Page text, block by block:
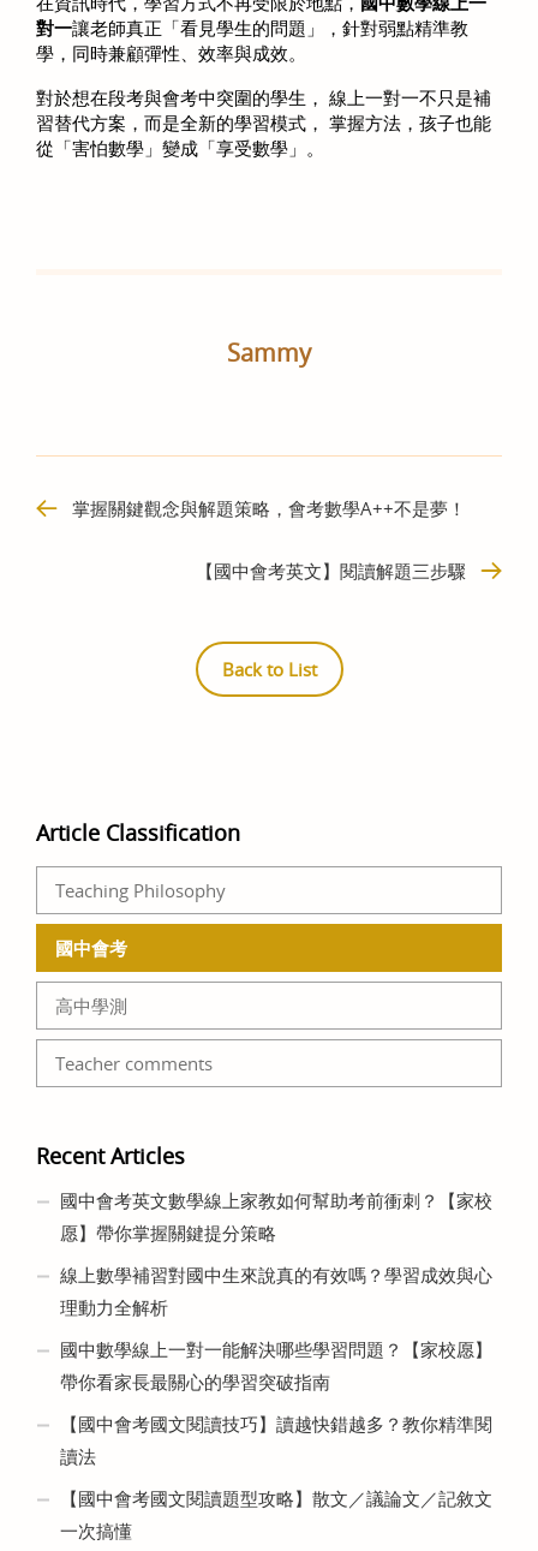
在資訊時代，學習方式不再受限於地點， 國中數學線上一
對一讓老師真正「看見學生的問題」，針對弱點精準教
學，同時兼顧彈性、效率與成效。
對於想在段考與會考中突圍的學生， 線上一對一不只是補
習替代方案，而是全新的學習模式， 掌握方法，孩子也能
從「害怕數學」變成「享受數學」。
Sammy
掌握關鍵觀念與解題策略，會考數學A++不是夢！
【國中會考英文】閱讀解題三步驟
Back to List
Article Classification
Teaching Philosophy
國中會考
高中學測
Teacher comments
Recent Articles
國中會考英文數學線上家教如何幫助考前衝刺？【家校
愿】帶你掌握關鍵提分策略
線上數學補習對國中生來說真的有效嗎？學習成效與心
理動力全解析
國中數學線上一對一能解決哪些學習問題？【家校愿】
帶你看家長最關心的學習突破指南
【國中會考國文閱讀技巧】讀越快錯越多？教你精準閱
讀法
【國中會考國文閱讀題型攻略】散文／議論文／記敘文
一次搞懂